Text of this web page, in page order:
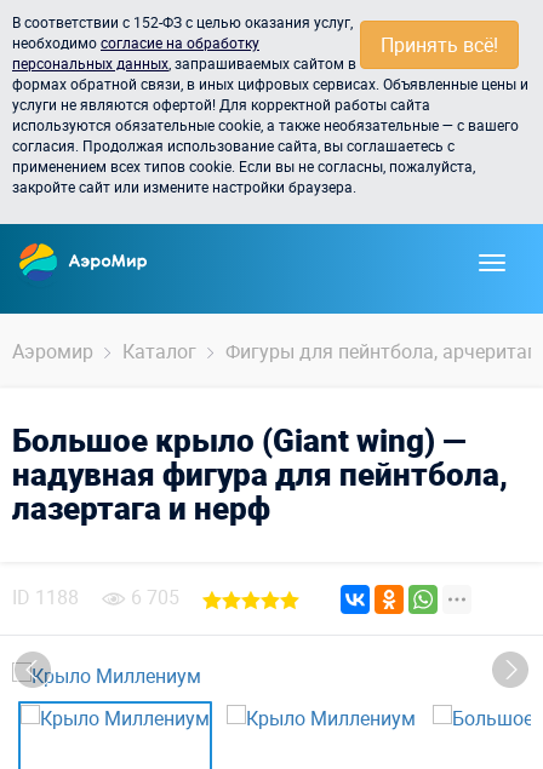
Принять всё!
В соответствии с 152-ФЗ с целью оказания услуг,
необходимосогласие на обработку
персональных данных , запрашиваемых сайтом в
формах обратной связи, в иных цифровых сервисах. Объявленные цены и
услуги не являются офертой! Для корректной работы сайта
используются обязательные cookie, а также необязательные — с вашего
согласия. Продолжая использование сайта, вы соглашаетесь с
применением всех типов cookie. Если вы не согласны, пожалуйста,
закройте сайт или измените настройки браузера.
Аэромир Каталог Фигуры для пейнтбола,
Большое крыло (Giant wing) —
надувная фигура для пейнтбола,
лазертага и нерф
ID 1188 6 705